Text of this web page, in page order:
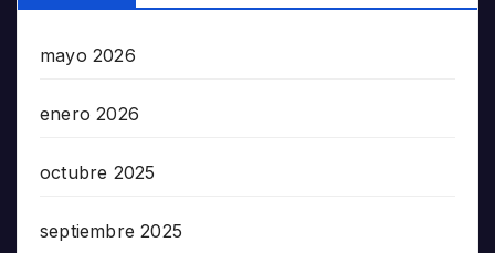
mayo 2026
enero 2026
octubre 2025
septiembre 2025